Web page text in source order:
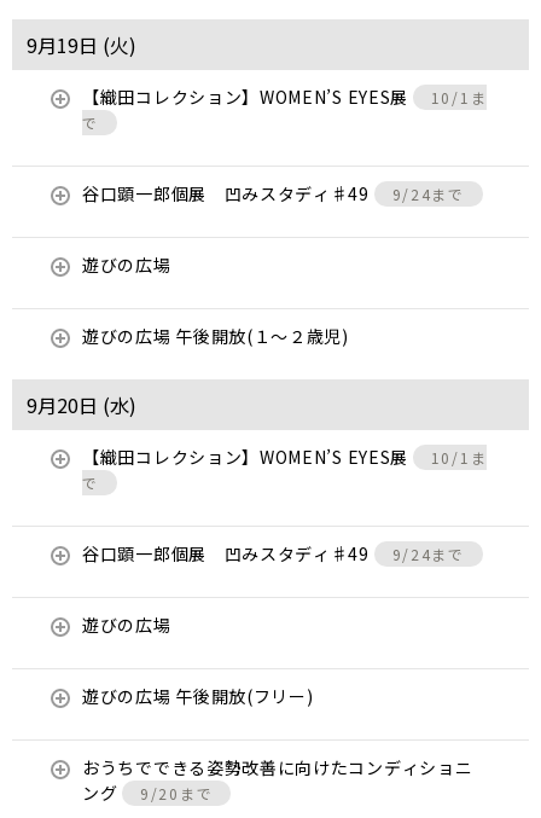
9月19日 (火)
【織田コレクション】WOMEN’S EYES展
10/1ま
で
谷口顕一郎個展 凹みスタディ♯49 9/24まで
遊びの広場
遊びの広場 午後開放(１～２歳児)
9月20日 (水)
【織田コレクション】WOMEN’S EYES展
10/1ま
で
谷口顕一郎個展 凹みスタディ♯49 9/24まで
遊びの広場
遊びの広場 午後開放(フリー)
おうちでできる姿勢改善に向けたコンディショニ
ング
9/20まで